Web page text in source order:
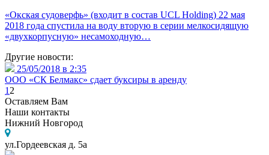
«Окская судоверфь» (входит в состав UCL Holding) 22 мая
2018 года спустила на воду вторую в серии мелкосидящую
«двухкорпусную» несамоходную…
Другие новости:
25/05/2018 в 2:35
ООО «СК Белмакс» сдает буксиры в аренду
1 2
Оставляем Вам
Наши контакты
Нижний Новгород
ул.Гордеевская д. 5а